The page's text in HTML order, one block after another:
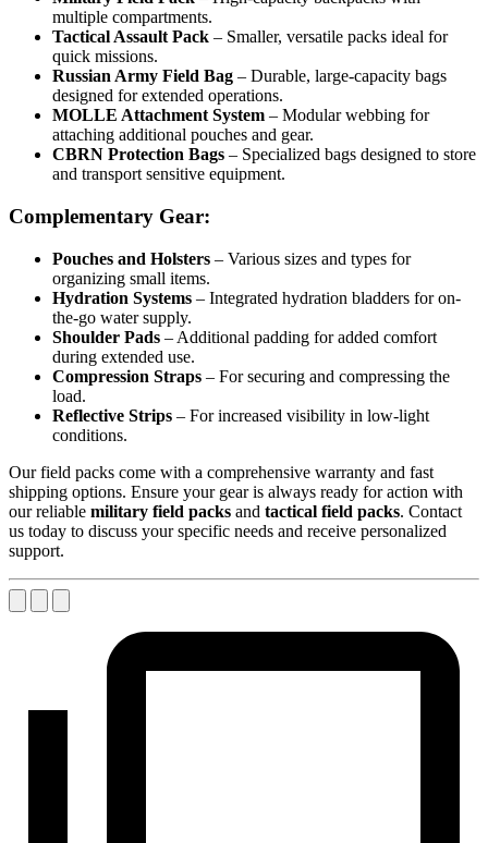
multiple compartments.
Tactical Assault Pack – Smaller, versatile packs ideal for
quick missions.
Russian Army Field Bag – Durable, large-capacity bags
designed for extended operations.
MOLLE Attachment System – Modular webbing for
attaching additional pouches and gear.
CBRN Protection Bags – Specialized bags designed to store
and transport sensitive equipment.
Complementary Gear:
Pouches and Holsters – Various sizes and types for
organizing small items.
Hydration Systems – Integrated hydration bladders for on-
the-go water supply.
Shoulder Pads – Additional padding for added comfort
during extended use.
Compression Straps – For securing and compressing the
load.
Reflective Strips – For increased visibility in low-light
conditions.
Our field packs come with a comprehensive warranty and fast
shipping options. Ensure your gear is always ready for action with
our reliable military field packs and tactical field packs. Contact
us today to discuss your specific needs and receive personalized
support.